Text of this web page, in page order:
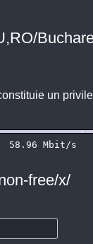
un
free/x/